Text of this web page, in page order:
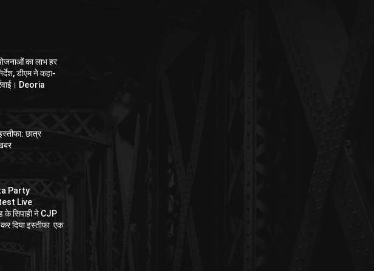
का लाभ हर
डीएम ने कहा-
Deoria
छात्र
Party
Live
सिपाही ने CJP
दिया इस्तीफा एक